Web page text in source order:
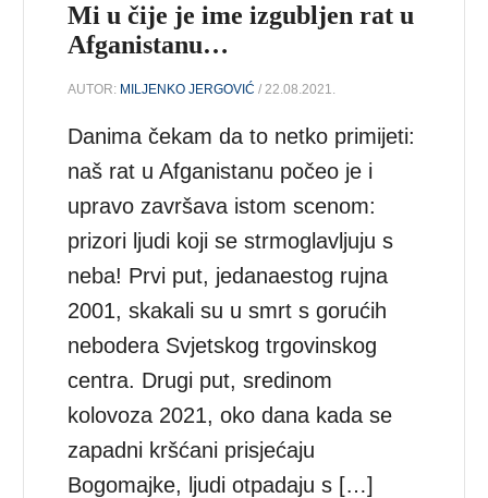
Mi u čije je ime izgubljen rat u
Afganistanu…
AUTOR: MILJENKO JERGOVIĆ / 22.08.2021.
Danima čekam da to netko primijeti:
naš rat u Afganistanu počeo je i
upravo završava istom scenom:
prizori ljudi koji se strmoglavljuju s
neba! Prvi put, jedanaestog rujna
2001, skakali su u smrt s gorućih
nebodera Svjetskog trgovinskog
centra. Drugi put, sredinom
kolovoza 2021, oko dana kada se
zapadni kršćani prisjećaju
Bogomajke, ljudi otpadaju s […]